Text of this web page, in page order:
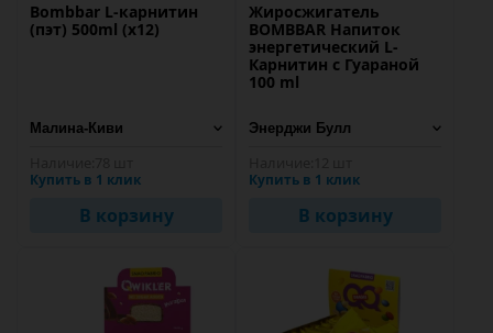
Bombbar L-карнитин
(пэт) 500ml (х12)
Купить в 1 клик
В корзину
Жиросжигатель
BOMBBAR Напиток
энергетический L-
Карнитин с Гуараной
100 ml
Купить в 1 клик
В корзину